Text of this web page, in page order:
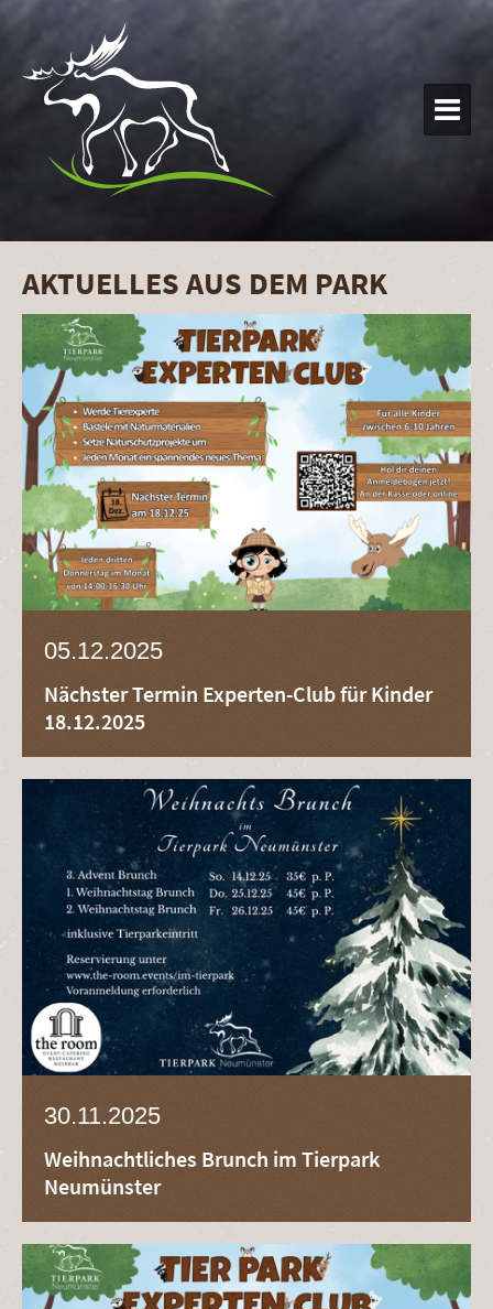

AKTUELLES AUS DEM PARK
05.12.2025
Nächster Termin Experten-Club für Kinder
18.12.2025
30.11.2025
Weihnachtliches Brunch im Tierpark
Neumünster